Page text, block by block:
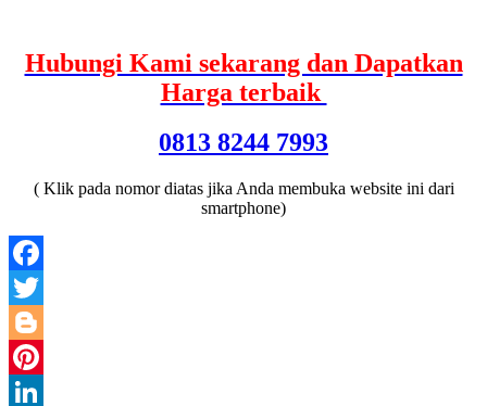
Hubungi Kami sekarang dan Dapatkan
Harga terbaik
0813 8244 7993
( Klik pada nomor diatas jika Anda membuka website ini dari
smartphone)
Facebook
Twitter
Blogger
Pinterest